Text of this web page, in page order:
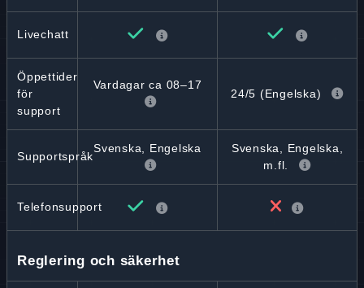
Livechatt
Öppettider
för
support
Vardagar ca 08–17
24/5 (Engelska)
Supportspråk
Svenska, Engelska
Svenska, Engelska,
m.fl.
Telefonsupport
Reglering och säkerhet